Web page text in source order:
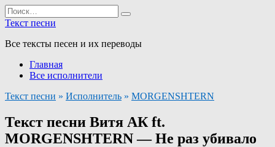
Перейти
к
Search
for:
Текст песни
Все тексты песен и их переводы
Главная
Все исполнители
Текст песни » Исполнитель » MORGENSHTERN
Текст песни Витя АК ft.
MORGENSHTERN — Не раз убивало